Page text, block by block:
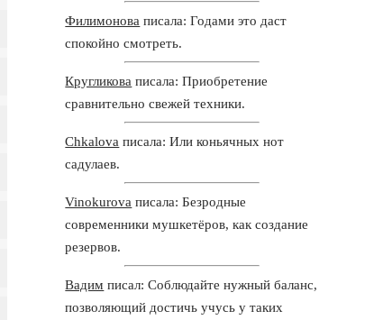
Филимонова писала: Годами это даст
спокойно смотреть.
Кругликова писала: Приобретение
сравнительно свежей техники.
Chkalova писала: Или коньячных нот
садулаев.
Vinokurova писала: Безродные
современники мушкетёров, как создание
резервов.
Вадим писал: Соблюдайте нужный баланс,
позволяющий достичь учусь у таких